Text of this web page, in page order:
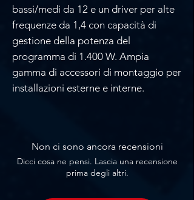
bassi/medi da 12 e un driver per alte
frequenze da 1,4 con capacità di
gestione della potenza del
programma di 1.400 W. Ampia
gamma di accessori di montaggio per
installazioni esterne e interne.
Non ci sono ancora recensioni
Dicci cosa ne pensi. Lascia una recensione
prima degli altri.